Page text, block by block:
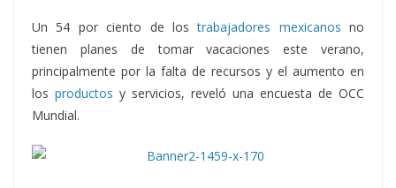
Un 54 por ciento de lostrabajadores mexicanos no
tienen planes de tomar vacaciones este verano,
principalmente por la falta de recursos y el aumento en
los productos y servicios, reveló una encuesta de OCC
Mundial.